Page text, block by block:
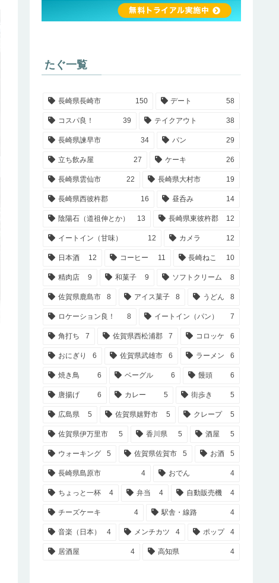
たぐ一覧
長崎県長崎市 150 デート 58
コスパ良！ 39 テイクアウト 38
長崎県諫早市 34 パン 29
立ち飲み屋 27 ケーキ 26
長崎県雲仙市 22 長崎県大村市 19
長崎県西彼杵郡 16 昼呑み 14
陰陽石（道祖伸とか） 13 長崎県東彼杵郡 12
イートイン（甘味） 12 カメラ 12
日本酒 12 コーヒー 11 長崎ねこ 10
精肉店 9 和菓子 9 ソフトクリーム 8
佐賀県鹿島市 8 アイス菓子 8 うどん 8
ロケーション良！ 8 イートイン（パン） 7
角打ち 7 佐賀県西松浦郡 7 コロッケ 6
おにぎり 6 佐賀県武雄市 6 ラーメン 6
焼き鳥 6 ベーグル 6 饅頭 6
唐揚げ 6 カレー 5 街歩き 5
広島県 5 佐賀県嬉野市 5 クレープ 5
佐賀県伊万里市 5 香川県 5 酒屋 5
ウォーキング 5 佐賀県佐賀市 5 お酒 5
長崎県島原市 4 おでん 4
ちょっと一杯 4 弁当 4 自動販売機 4
チーズケーキ 4 駅舎・線路 4
音楽（日本） 4 メンチカツ 4 ポップ 4
居酒屋 4 高知県 4